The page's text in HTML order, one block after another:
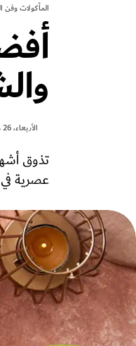
المأكولات وفن
الأربعاء، 26 مارس 2025
تذوق
عصرية